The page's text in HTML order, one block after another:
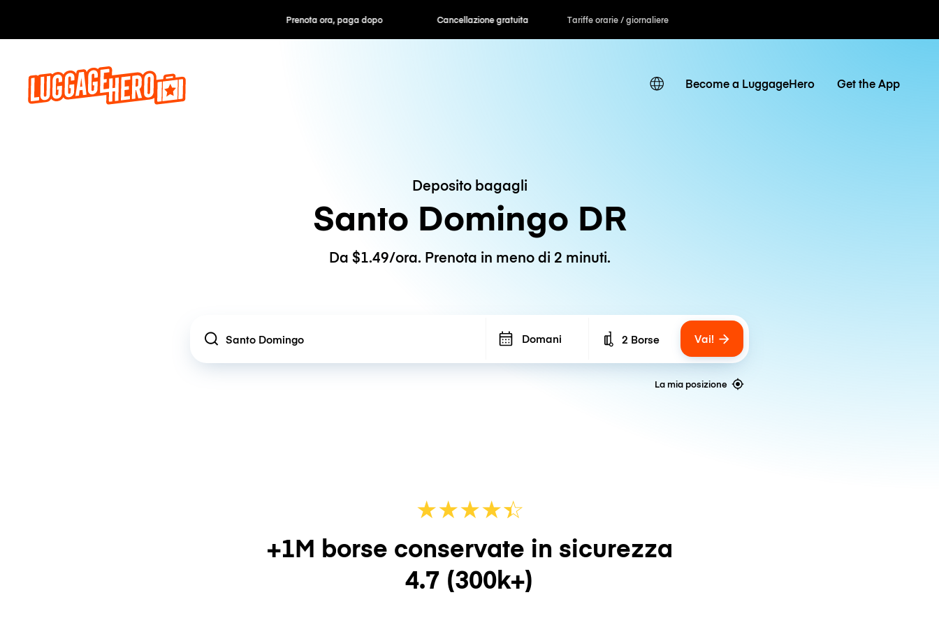
Prenota ora, paga dopo Cancellazione gratuita Tariffe orarie / giornaliere
Become a LuggageHero Get the App
Deposito bagagli
Santo Domingo DR
Da $1.49/ora. Prenota in meno di 2 minuti.
Location Domani Number of bags
2 Borse Vai!
La mia posizione
★★★★☆
★
+1M borse conservate in sicurezza
4.7 (300k+)